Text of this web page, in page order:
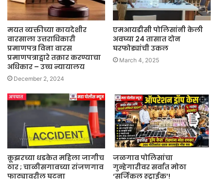
मयत व्यक्तीच्या कायदेशीर
वारसाला उत्तराधिकारी
प्रमाणपत्र विना वारस
प्रमाणपत्राद्वारे तक्रार करण्याचा
अधिकार – उच्च न्यायालय
December 2, 2024
एमआयडीसी पोलिसांनी केली
अवघ्या 24 तासात दोन
घरफोड्यांची उकल
March 4, 2025
क्रूझरच्या धडकेत महिला जागीच
ठार ; चाळीसगावच्या रांजणगाव
फाट्यावरील घटना
जळगाव पोलिसांचा
गुन्हेगारीवर सर्वात मोठा
‘सर्जिकल स्ट्राईक’!